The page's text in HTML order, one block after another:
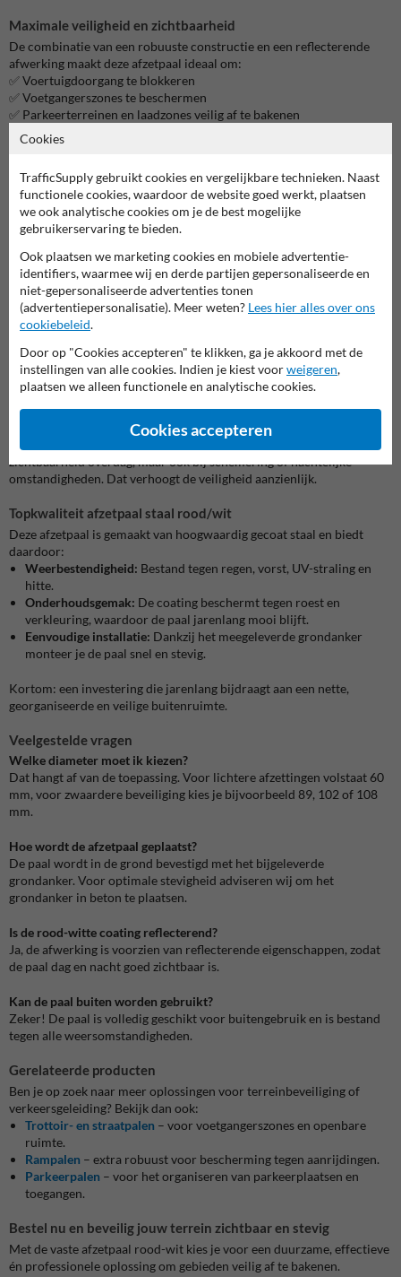
Maximale veiligheid en zichtbaarheid
De combinatie van een robuuste constructie en een reflecterende
afwerking maakt deze afzetpaal ideaal om:
✅ Voertuigdoorgang te blokkeren
✅ Voetgangerszones te beschermen
✅ Parkeerterreinen en laadzones veilig af te bakenen
✅ Veiligheidszones in te richten bij scholen, evenementen en winkels
geplaatst. Voor extra stabiliteit adviseren we om de paal in beton te
verankeren. Hierdoor is de paal bestand tegen aanrijdingen,
weersinvloeden en intensief gebruik.
Multifunctioneel inzetbaar
De vaste afzetpaal biedt een veelzijdige oplossing voor uiteenlopende
situaties:
Parkeerbeheer:Zorg voor duidelijke parkeervakken en voorkom
ongewenst parkeren.
voetgangerszones.
Evenementen en markten:Baken tijdelijke gebieden effectief af.
Bedrijfsterreinen: Bescherm laad- en losplaatsen, dockings of
opslagzones.
De reflecterende rood-witte kleur vergroot niet alleen de
zichtbaarheid overdag, maar ook bij schemering of nachtelijke
omstandigheden. Dat verhoogt de veiligheid aanzienlijk.
Topkwaliteit afzetpaal staal rood/wit
Deze afzetpaal is gemaakt van hoogwaardig gecoat staal en biedt
daardoor:
Weerbestendigheid: Bestand tegen regen, vorst, UV-straling en
hitte.
Onderhoudsgemak: De coating beschermt tegen roest en
verkleuring, waardoor de paal jarenlang mooi blijft.
Eenvoudige installatie: Dankzij het meegeleverde grondanker
monteer je de paal snel en stevig.
Kortom: een investering die jarenlang bijdraagt aan een nette,
georganiseerde en veilige buitenruimte.
Veelgestelde vragen
Welke diameter moet ik kiezen?
Dat hangt af van de toepassing. Voor lichtere afzettingen volstaat 60
mm, voor zwaardere beveiliging kies je bijvoorbeeld 89, 102 of 108
mm.
Hoe wordt de afzetpaal geplaatst?
De paal wordt in de grond bevestigd met het bijgeleverde
grondanker. Voor optimale stevigheid adviseren wij om het
grondanker in beton te plaatsen.
Is de rood-witte coating reflecterend?
Ja, de afwerking is voorzien van reflecterende eigenschappen, zodat
de paal dag en nacht goed zichtbaar is.
Kan de paal buiten worden gebruikt?
Zeker! De paal is volledig geschikt voor buitengebruik en is bestand
tegen alle weersomstandigheden.
Gerelateerde producten
Ben je op zoek naar meer oplossingen voor terreinbeveiliging of
verkeersgeleiding? Bekijk dan ook:
Trottoir- en straatpalen – voor voetgangerszones en openbare
ruimte.
Rampalen – extra robuust voor bescherming tegen aanrijdingen.
Parkeerpalen – voor het organiseren van parkeerplaatsen en
toegangen.
Bestel nu en beveilig jouw terrein zichtbaar en stevig
Met de vaste afzetpaal rood-wit kies je voor een duurzame, effectieve
én professionele oplossing om gebieden veilig af te bakenen.
Cookies
TrafficSupply gebruikt cookies en vergelijkbare technieken. Naast
functionele cookies, waardoor de website goed werkt, plaatsen
we ook analytische cookies om je de best mogelijke
gebruikerservaring te bieden.
Ook plaatsen we marketing cookies en mobiele advertentie-
identifiers, waarmee wij en derde partijen gepersonaliseerde en
niet-gepersonaliseerde advertenties tonen
(advertentiepersonalisatie). Meer weten? Lees hier alles over ons
cookiebeleid.
Door op "Cookies accepteren" te klikken, ga je akkoord met de
instellingen van alle cookies. Indien je kiest voorweigeren,
plaatsen we alleen functionele en analytische cookies.
Cookies accepteren